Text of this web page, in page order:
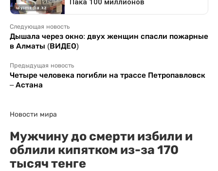
Следующая новость
Дышала через окно: двух женщин спасли пожарные
в Алматы (ВИДЕО)
Предыдущая новость
Четыре человека погибли на трассе Петропавловск
– Астана
Новости мира
Мужчину до смерти избили и
облили кипятком из-за 170
тысяч тенге